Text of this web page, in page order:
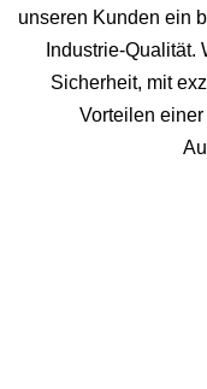
unseren Kunden ein
Industrie-Qualität.
Sicherheit, mit
Vorteilen